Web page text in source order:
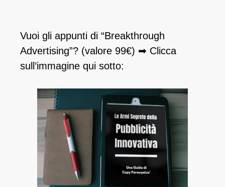
Vuoi gli appunti di “Breakthrough
Advertising”? (valore 99€) ➡ Clicca
sull’immagine qui sotto: